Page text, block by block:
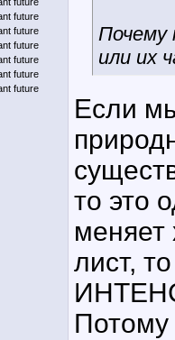
Почему
или их
Если
то это
меняет
лист,
Потому